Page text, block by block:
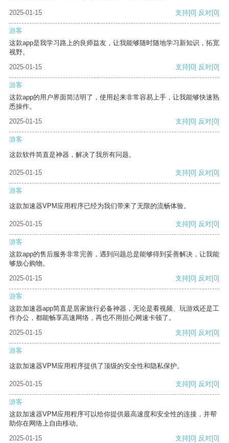
2025-01-15 支持[0] 反对[0]
游客
这款app是我学习路上的良师益友，让我能够随时随地学习新知识，拓宽
视野。
2025-01-15
支持[0] 反对[0]
游客
这款app的用户界面简洁明了，使用起来非常容易上手，让我能够快速熟
悉操作。
2025-01-15
支持[0] 反对[0]
游客
这款软件简直是神器，解决了我所有问题。
2025-01-15 支持[0] 反对[0]
游客
这款加速器VPM应用程序已经为我们带来了无限的流畅体验。
2025-01-15 支持[0] 反对[0]
游客
这款app的售后服务非常完善，遇到问题总是能够得到妥善解决，让我能
够放心购物。
2025-01-15
支持[0] 反对[0]
游客
这款加速器app简直是居家旅行必备神器，无论是看视频、玩游戏还是工
作办公，都能畅享高速网络，再也不用担心网速卡顿了。
2025-01-15
支持[0] 反对[0]
游客
这款加速器VPM应用程序提供了顶级的安全性和隐私保护。
2025-01-15 支持[0] 反对[0]
游客
这款加速器VPM应用程序可以给你提供最高速度和安全性的连接，并帮
助你在网络上自由移动。
2025-01-15
支持[0] 反对[0]